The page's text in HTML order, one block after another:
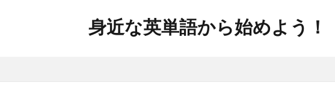
身近な英単語から始めよう！